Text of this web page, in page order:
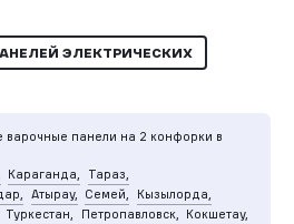
ЭЛЕКТРИЧЕСКИХ
варочные панели на 2 конфорки в
Караганда,
Тараз,
Атырау, Семей,
Кызылорда,
Туркестан, Петропавловск, Кокшетау,